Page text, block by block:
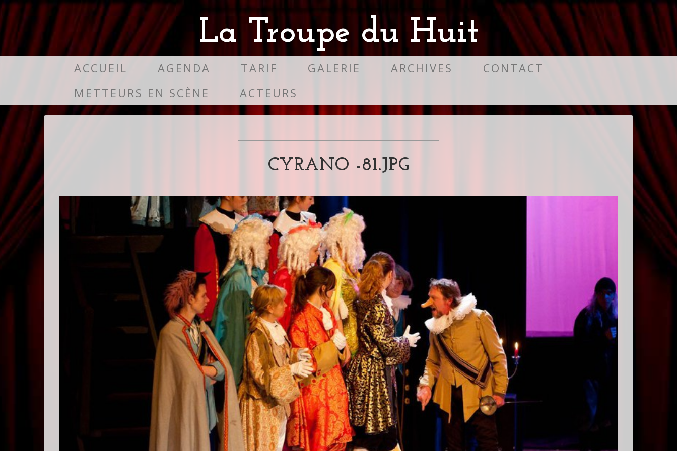
La Troupe du Huit
ACCUEIL AGENDA TARIF GALERIE ARCHIVES
CONTACT
METTEURS EN SCÈNE
ACTEURS
CYRANO -81.JPG